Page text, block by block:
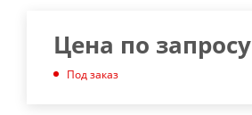
Цена по запросу
Под заказ